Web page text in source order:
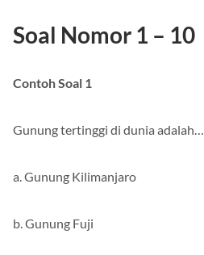
Soal Nomor 1 – 10
Contoh Soal 1
Gunung tertinggi di dunia adalah…
a. Gunung Kilimanjaro
b. Gunung Fuji